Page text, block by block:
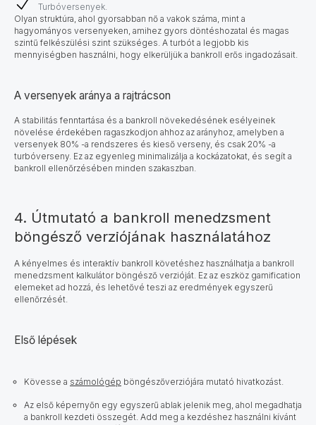
Turbóversenyek.
Olyan struktúra, ahol gyorsabban nő a vakok száma, mint a
hagyományos versenyeken, amihez gyors döntéshozatal és magas
szintű felkészülési szint szükséges. A turbót a legjobb kis
mennyiségben használni, hogy elkerüljük a bankroll erős ingadozásait.
A versenyek aránya a rajtrácson
A stabilitás fenntartása és a bankroll növekedésének esélyeinek
növelése érdekében ragaszkodjon ahhoz az arányhoz, amelyben a
versenyek 80% -a rendszeres és kieső verseny, és csak 20% -a
turbóverseny. Ez az egyenleg minimalizálja a kockázatokat, és segít a
bankroll ellenőrzésében minden szakaszban.
4. Útmutató a bankroll menedzsment
böngésző verziójának használatához
A kényelmes és interaktív bankroll követéshez használhatja a bankroll
menedzsment kalkulátor böngésző verzióját. Ez az eszköz gamification
elemeket ad hozzá, és lehetővé teszi az eredmények egyszerű
ellenőrzését.
Első lépések
Kövesse a számológép böngészőverziójára mutató hivatkozást.
Az első képernyőn egy egyszerű ablak jelenik meg, ahol megadhatja
a bankroll kezdeti összegét. Add meg a kezdéshez használni kívánt